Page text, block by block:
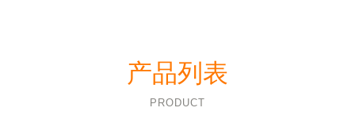
产品列表
PRODUCT